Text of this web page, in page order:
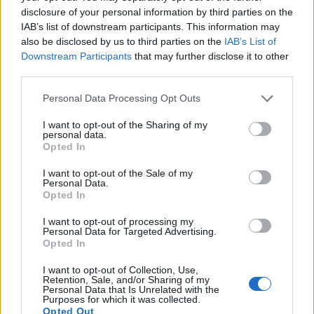
disclosure of your personal information by third parties on the
IAB’s list of downstream participants. This information may
also be disclosed by us to third parties on the IAB’s List of
Downstream Participants that may further disclose it to other
Personal Data Processing Opt Outs
I want to opt-out of the Sharing of my
personal data.
Opted In
I want to opt-out of the Sale of my
Personal Data.
Opted In
I want to opt-out of processing my
Personal Data for Targeted Advertising.
Opted In
I want to opt-out of Collection, Use,
Retention, Sale, and/or Sharing of my
Personal Data that Is Unrelated with the
Purposes for which it was collected.
Opted Out
agenzia delle entrate
23.017 euro
2022-03-25
Regolamento per i fondi interprofessionali per la
esentati ai s
FONDIMPRESA
5.952 euro
Esonero dal versamento dei contributi previdenziali
per aziende che non richiedono trattamenti di cassa
inps
11.723 euro
Fonte:Registro Nazionale Aiuti di Stato (RNA)
IODL 2.0. Dati aggiornati al 2026-07-02.